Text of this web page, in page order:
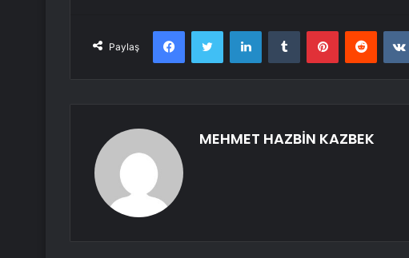
Paylaş
FacebookTwitter LinkedInTumblr PinterestReddit
MEHMET HAZBİN KAZBEK